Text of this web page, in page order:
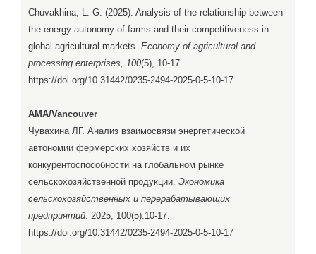
Chuvakhina, L. G. (2025). Analysis of the relationship between
the energy autonomy of farms and their competitiveness in
global agricultural markets. Economy of agricultural and
processing enterprises, 100(5), 10-17.
https://doi.org/10.31442/0235-2494-2025-0-5-10-17
AMA/Vancouver
Чувахина ЛГ. Анализ взаимосвязи энергетической
автономии фермерских хозяйств и их
конкурентоспособности на глобальном рынке
сельскохозяйственной продукции. Экономика
сельскохозяйственных и перерабатывающих
предприятий. 2025; 100(5):10-17.
https://doi.org/10.31442/0235-2494-2025-0-5-10-17